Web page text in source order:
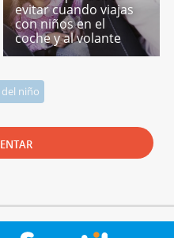
evitar cuando viajas
con niños en el
coche y al volante
niño